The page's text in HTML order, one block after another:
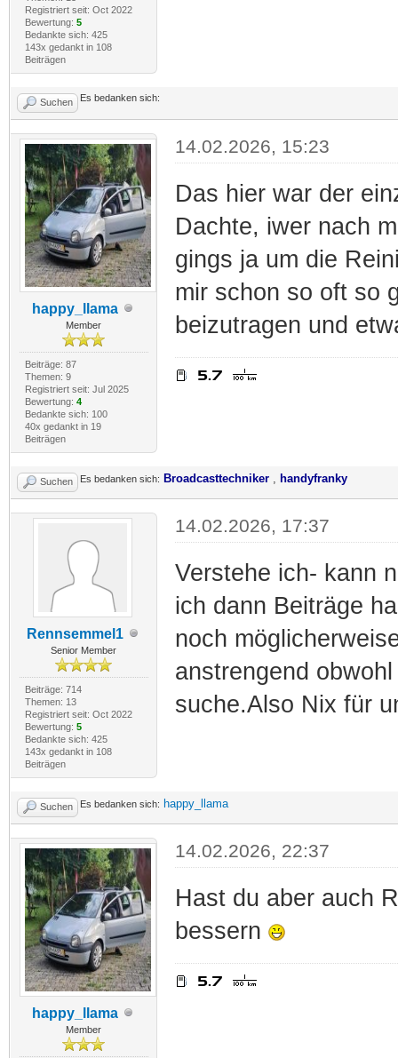
Registriert seit: Oct 2022
Bewertung: 5
Bedankte sich: 425
143x gedankt in 108
Beiträgen
Suchen Es bedanken sich:
happy_llama
Member
Beiträge: 87
Themen: 9
Registriert seit: Jul 2025
Bewertung: 4
Bedankte sich: 100
40x gedankt in 19
Beiträgen
14.02.2026, 15:23
Das hier war der
Dachte, iwer nach
gings ja um die
mir schon so oft so
beizutragen und
Suchen Es bedanken sich: Broadcasttechniker handyfranky
Rennsemmel1
Senior Member
Beiträge: 714
Themen: 13
Registriert seit: Oct 2022
Bewertung: 5
Bedankte sich: 425
143x gedankt in 108
Beiträgen
14.02.2026, 17:37
Verstehe ich- kann
ich dann Beiträge
noch
anstrengend
suche.Also Nix für
Suchen Es bedanken sich: happy_llama
happy_llama
Member
14.02.2026, 22:37
Hast du aber auch
bessern